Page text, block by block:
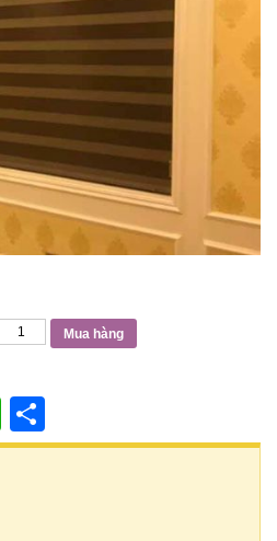
Mua hàng
WhatsApp